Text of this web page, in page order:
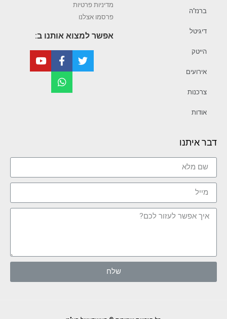
ברנז’ה
דיגיטל
הייטק
אירועים
צרכנות
אודות
מדיניות פרטיות
פרסמו אצלנו
אפשר למצוא אותנו ב:
דבר איתנו
שלח